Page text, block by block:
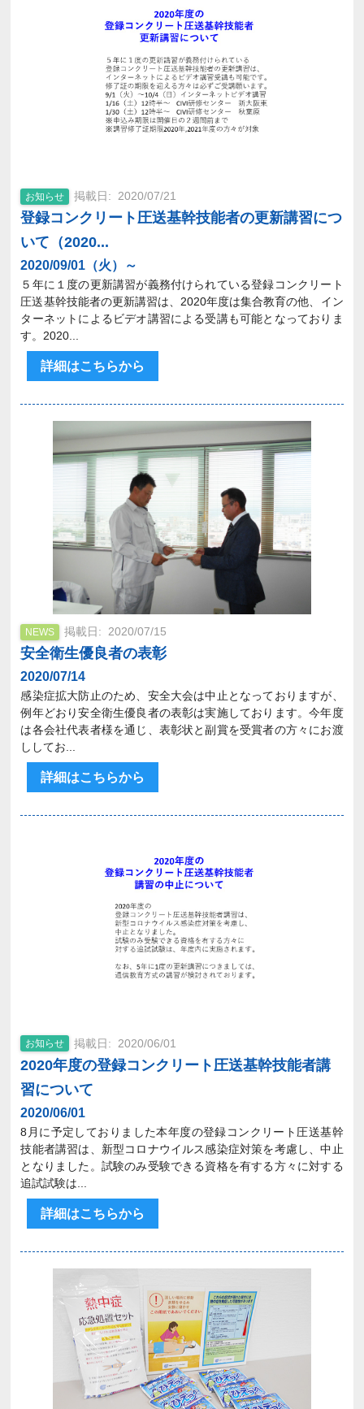
お知らせ 2020/07/21
2020/09/01（火）～
登録コンクリート圧送基幹技能者の更新講習につ
いて（2020...
５年に１度の更新講習が義務付けられている登録コンクリート
圧送基幹技能者の更新講習は、2020年度は集合教育の他、イン
ターネットによるビデオ講習による受講も可能となっておりま
す。2020...
詳細はこちらから
NEWS 2020/07/15
2020/07/14
安全衛生優良者の表彰
感染症拡大防止のため、安全大会は中止となっておりますが、
例年どおり安全衛生優良者の表彰は実施しております。今年度
は各会社代表者様を通じ、表彰状と副賞を受賞者の方々にお渡
ししてお...
詳細はこちらから
お知らせ 2020/06/01
2020/06/01
2020年度の登録コンクリート圧送基幹技能者講
習について
8月に予定しておりました本年度の登録コンクリート圧送基幹
技能者講習は、新型コロナウイルス感染症対策を考慮し、中止
となりました。試験のみ受験できる資格を有する方々に対する
追試試験は...
詳細はこちらから